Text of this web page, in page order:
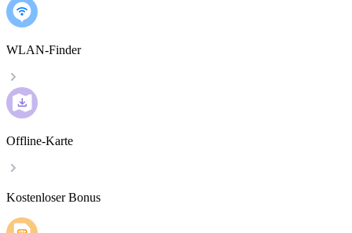
WLAN-Finder
Offline-Karte
Kostenloser Bonus